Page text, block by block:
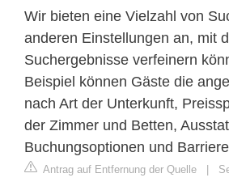
Wir bieten eine Vielzahl von
anderen Einstellungen an, mit
Suchergebnisse verfeinern
Beispiel können Gäste die
nach Art der Unterkunft,
der Zimmer und Betten,
Buchungsoptionen und
Antrag auf Entfernung der Quelle